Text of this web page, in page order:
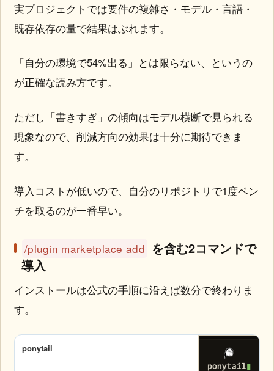
実プロジェクトでは要件の複雑さ・モデル・言語・
既存依存の量で結果はぶれます。
「自分の環境で54%出る」とは限らない、というの
が正確な読み方です。
ただし「書きすぎ」の傾向はモデル横断で見られる
現象なので、削減方向の効果は十分に期待できま
す。
導入コストが低いので、自分のリポジトリで1度ベン
チを取るのが一番早い。
/plugin marketplace add を含む2コマンドで
導入
インストールは公式の手順に沿えば数分で終わりま
す。
ponytail